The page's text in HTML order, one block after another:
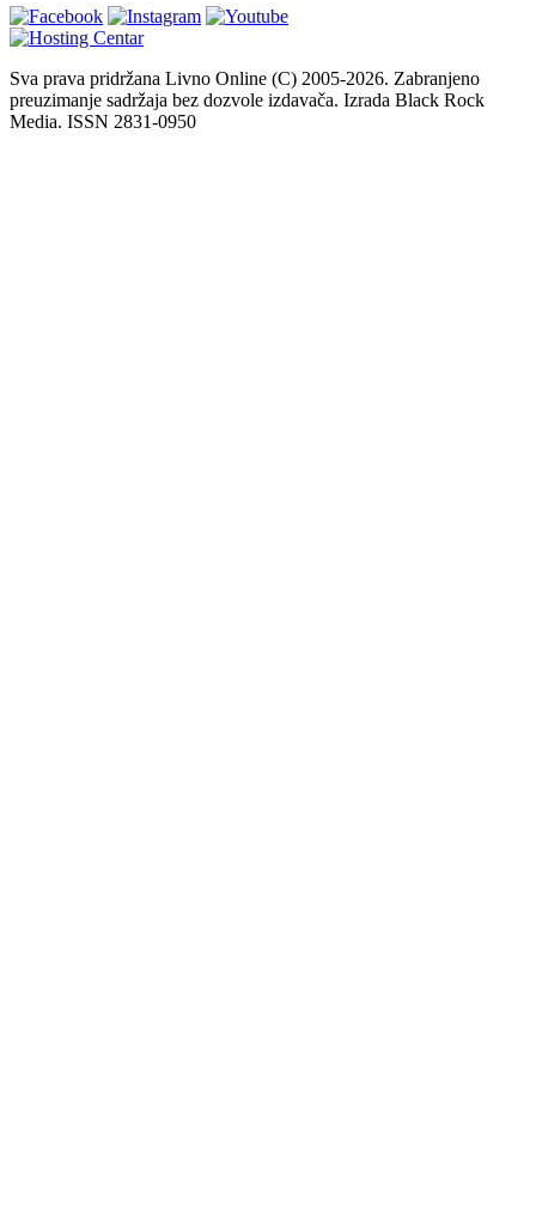
Sva prava pridržana Livno Online (C) 2005-2026. Zabranjeno
preuzimanje sadržaja bez dozvole izdavača. Izrada Black Rock
Media. ISSN 2831-0950